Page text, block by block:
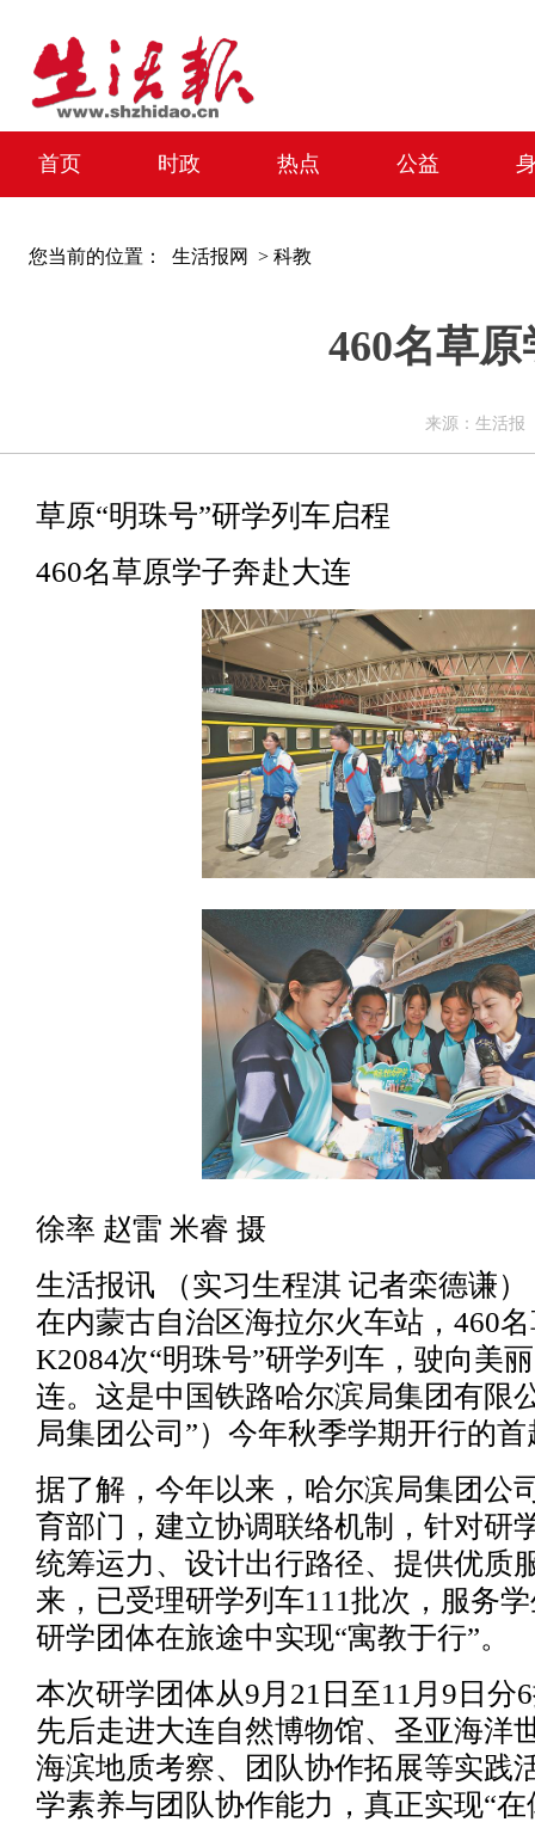
首页 时政 热点 公益
您当前的位置： 生活报网 > 科教
460名草
来源：生活
草原“明珠号”研学列车启程
460名草原学子奔赴大连
徐率 赵雷 米睿 摄
生活报讯 （实习生程淇 记者栾德谦）
在内蒙古自治区海拉尔火车站，460
K2084次“明珠号”研学列车，驶向美
连。这是中国铁路哈尔滨局集团有限
局集团公司”）今年秋季学期开行的
据了解，今年以来，哈尔滨局集团公
育部门，建立协调联络机制，针对研
统筹运力、设计出行路径、提供优质
来，已受理研学列车111批次，服务
研学团体在旅途中实现“寓教于行”。
本次研学团体从9月21日至11月9日分
先后走进大连自然博物馆、圣亚海洋
海滨地质考察、团队协作拓展等实践
学素养与团队协作能力，真正实现“